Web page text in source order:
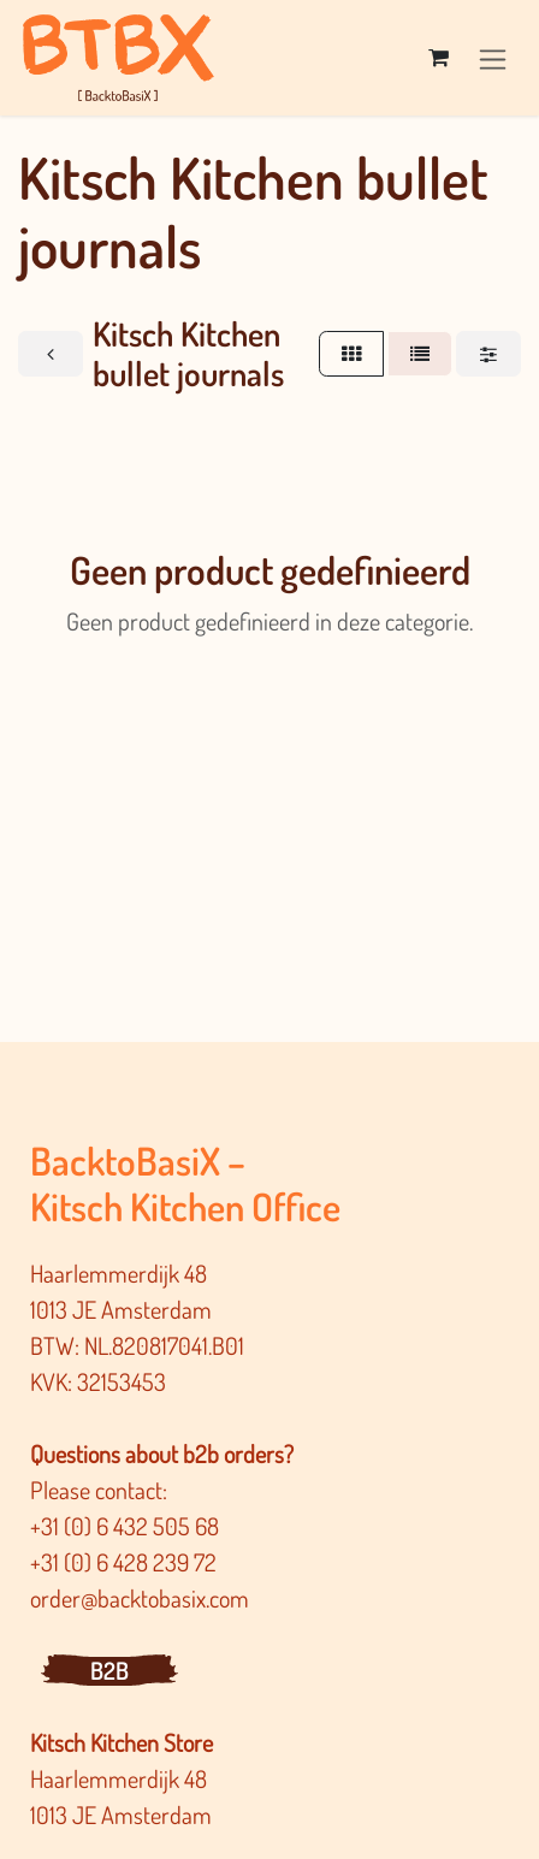
Overslaan naar inhoud
Kitsch Kitchen bullet
journals
Kitsch Kitchen
bullet journals
Geen product gedefinieerd
Geen product gedefinieerd in deze categorie.
BacktoBasiX –
Kitsch Kitchen Office
Haarlemmerdijk 48
1013 JE Amsterdam
BTW: NL.820817041.B01
KVK: 32153453
Questions about b2b orders?
Please contact:
+31 (0) 6 432 505 68
+31 (0) 6 428 239 72
order@backtobasix.com
B2B
Kitsch Kitchen Store
Haarlemmerdijk 48
1013 JE Amsterdam